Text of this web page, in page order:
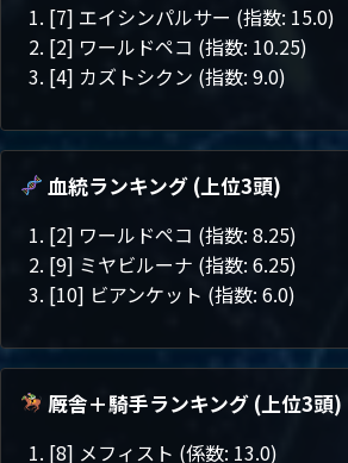
[7] エイシンパルサー (指数: 15.0)
[2] ワールドペコ (指数: 10.25)
[4] カズトシクン (指数: 9.0)
血統ランキング (上位3頭)
[2] ワールドペコ (指数: 8.25)
[9] ミヤビルーナ (指数: 6.25)
[10] ビアンケット (指数: 6.0)
厩舎＋騎手ランキング (上位3頭)
[8] メフィスト (係数: 13.0)